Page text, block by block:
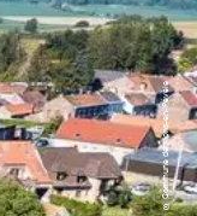
© Commune de Mons-en-Pévèle